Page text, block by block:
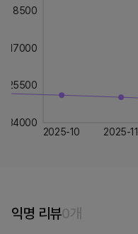
2025-10 2025-11
8500
17000
25500
34000
익명 리뷰0개